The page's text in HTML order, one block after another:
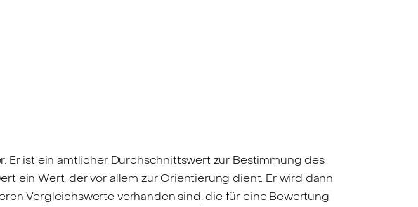
ist ein amtlicher Durchschnittswert zur Bestimmung des
ein Wert, der vor allem zur Orientierung dient. Er wird dann
Vergleichswerte vorhanden sind, die für eine Bewertung